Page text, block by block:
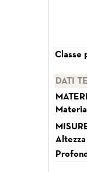
Classe
DATI
Altezza